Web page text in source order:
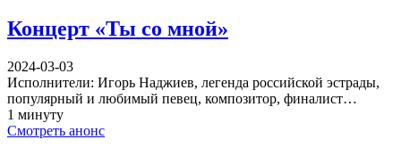
Концерт «Ты со мной»
2024-03-03
Исполнители: Игорь Наджиев, легенда российской эстрады,
популярный и любимый певец, композитор, финалист…
1 минуту
Смотреть анонс